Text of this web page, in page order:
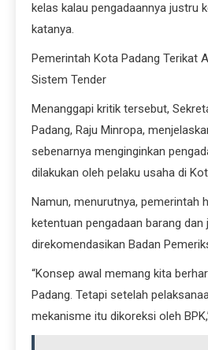
kelas kalau pengadaannya justru
katanya.
Pemerintah Kota Padang Terikat
Sistem Tender
Menanggapi kritik tersebut,
Padang, Raju Minropa,
sebenarnya menginginkan
dilakukan oleh pelaku usaha di
Namun, menurutnya, pemerintah
ketentuan pengadaan barang
direkomendasikan Badan
“Konsep awal memang kita
Padang. Tetapi setelah
mekanisme itu dikoreksi oleh